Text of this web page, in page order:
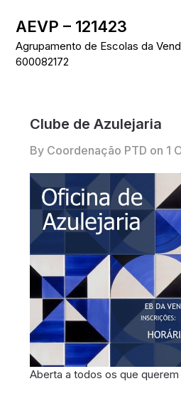
content
AEVP – 121423
Agrupamento de Escolas da
600082172
Clube de Azulejaria
By Coordenação PTD on 1
Aberta a todos os que